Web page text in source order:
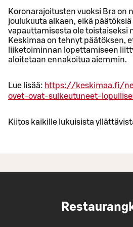
Koronarajoitusten vuoksi Bra on
joulukuuta alkaen, eikä
vapauttamisesta ole toistaiseksi
Keskimaa on tehnyt päätöksen,
liiketoiminnan lopettamiseen
aloitetaan ennakoitua aiemmin.
Lue lisää: https://keskimaa.fi/
ovet-ovat-sulkeutuneet-
Kiitos kaikille lukuisista